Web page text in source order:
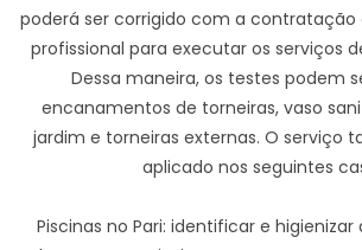
poderá ser corrigido com a
profissional para executar os serviços
Dessa maneira, os testes podem
encanamentos de torneiras, vaso
jardim e torneiras externas. O serviço
aplicado nos seguintes
Piscinas no Pari: identificar e